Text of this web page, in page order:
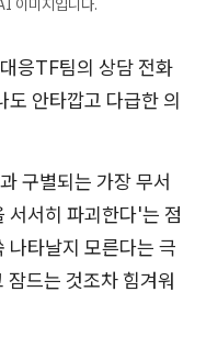
이미지입니다.
응TF팀의 상담 전화
도 안타깝고 다급한 의
구별되는 가장 무서
서서히 파괴한다'는 점
나타날지 모른다는 극
잠드는 것조차 힘겨워